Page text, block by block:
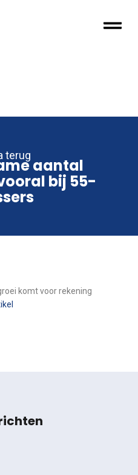
terug
aantal
bij 55-
komt voor rekening